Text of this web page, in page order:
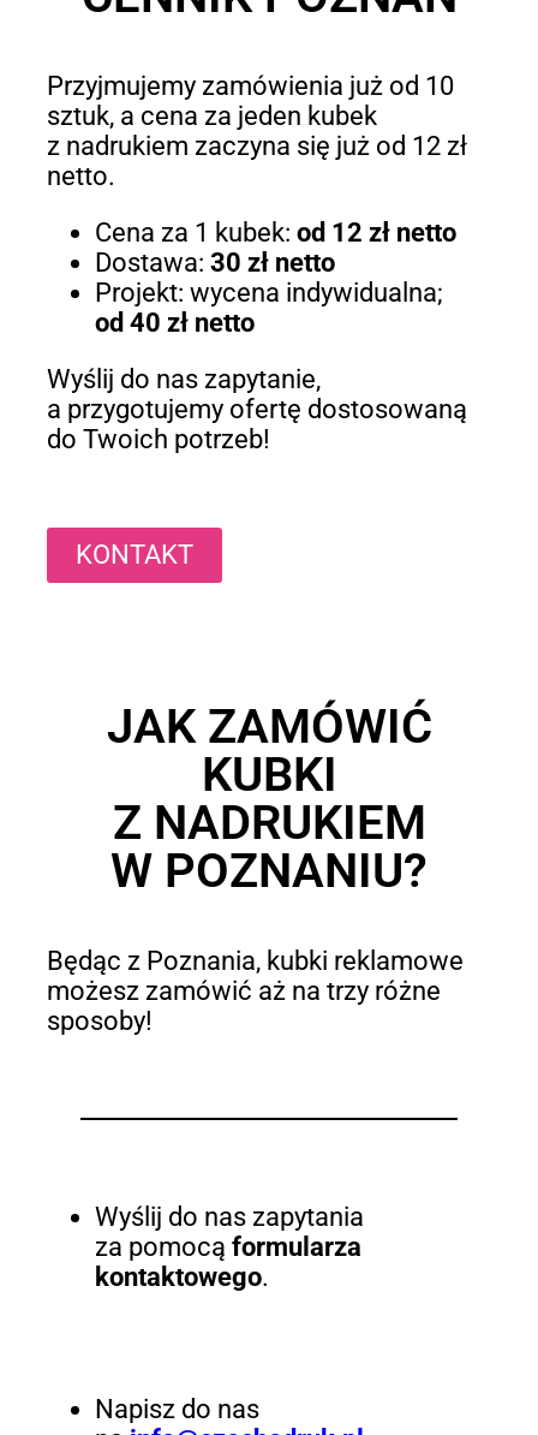
Przyjmujemy zamówienia już od 10
sztuk, a cena za jeden kubek
z nadrukiem zaczyna się już od 12 zł
netto.
Cena za 1 kubek: od 12 zł netto
Dostawa: 30 zł netto
Projekt: wycena indywidualna;
od 40 zł netto
Wyślij do nas zapytanie,
a przygotujemy ofertę dostosowaną
do Twoich potrzeb!
KONTAKT
JAK ZAMÓWIĆ
KUBKI
Z NADRUKIEM
W POZNANIU?
Będąc z Poznania, kubki reklamowe
możesz zamówić aż na trzy różne
sposoby!
Wyślij do nas zapytania
za pomocą formularza
kontaktowego.
Napisz do nas